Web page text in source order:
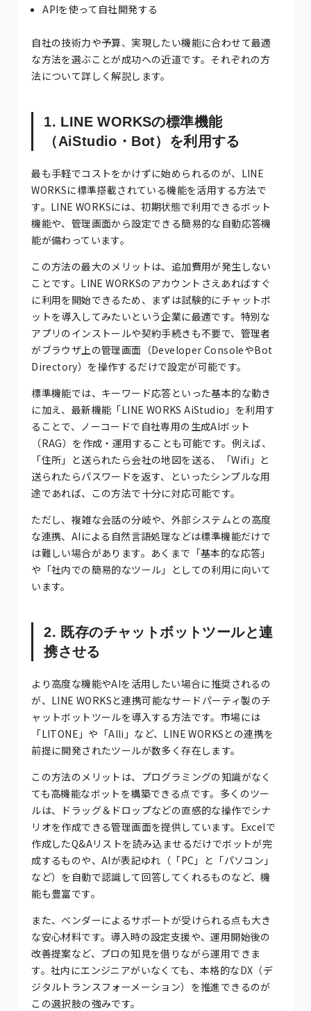
APIを使って自社開発する
自社の技術力や予算、実現したい機能に合わせて最適
な方法を選ぶことが成功への近道です。それぞれの方
法について詳しく解説します。
1. LINE WORKSの標準機能
（AiStudio・Bot）を利用する
最も手軽でコストをかけずに始められるのが、LINE
WORKSに標準搭載されている機能を活用する方法で
す。LINE WORKSには、初期状態で利用できるボット
機能や、管理画面から設定できる簡易的な自動応答機
能が備わっています。
この方法の最大のメリットは、追加費用が発生しない
ことです。LINE WORKSのアカウントさえあればすぐ
に利用を開始できるため、まずは試験的にチャットボ
ットを導入してみたいという企業に最適です。特別な
アプリのインストールや契約手続きも不要で、管理者
がブラウザ上の管理画面（Developer ConsoleやBot
Directory）を操作するだけで設定が可能です。
標準機能では、キーワード応答といった基本的な動き
に加え、最新機能「LINE WORKS AiStudio」を利用す
ることで、ノーコードで自社専用の生成AIボット
（RAG）を作成・運用することも可能です。例えば、
「住所」と送られたら会社の地図を送る、「Wifi」と
送られたらパスワードを返す、といったシンプルな用
途であれば、この方法で十分に対応可能です。
ただし、複雑な会話の分岐や、外部システムとの高度
な連携、AIによる自然言語処理などは標準機能だけで
は難しい場合があります。あくまで「基本的な応答」
や「社内での簡易的なツール」としての利用に向いて
います。
2. 既存のチャットボットツールと連
携させる
より高度な機能やAIを活用したい場合に推奨されるの
が、LINE WORKSと連携可能なサードパーティ製のチ
ャットボットツールを導入する方法です。市場には
「LITONE」や「Alli」など、LINE WORKSとの連携を
前提に開発されたツールが数多く存在します。
この方法のメリットは、プログラミングの知識がなく
ても高機能なボットを構築できる点です。多くのツー
ルは、ドラッグ＆ドロップなどの直感的な操作でシナ
リオを作成できる管理画面を提供しています。Excelで
作成したQ&Aリストを読み込ませるだけでボットが完
成するものや、AIが表記ゆれ（「PC」と「パソコン」
など）を自動で認識して回答してくれるものなど、機
能も豊富です。
また、ベンダーによるサポートが受けられる点も大き
な安心材料です。導入時の設定支援や、運用開始後の
改善提案など、プロの知見を借りながら運用できま
す。社内にエンジニアがいなくても、本格的なDX（デ
ジタルトランスフォーメーション）を推進できるのが
この選択肢の強みです。